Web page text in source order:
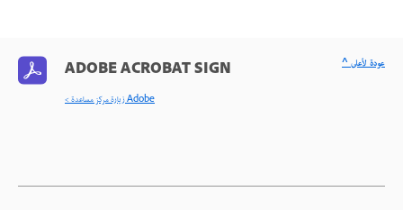
ADOBE ACROBAT SIGN
< زيارة مركز مساعدة Adobe
^ عودة لأعلى